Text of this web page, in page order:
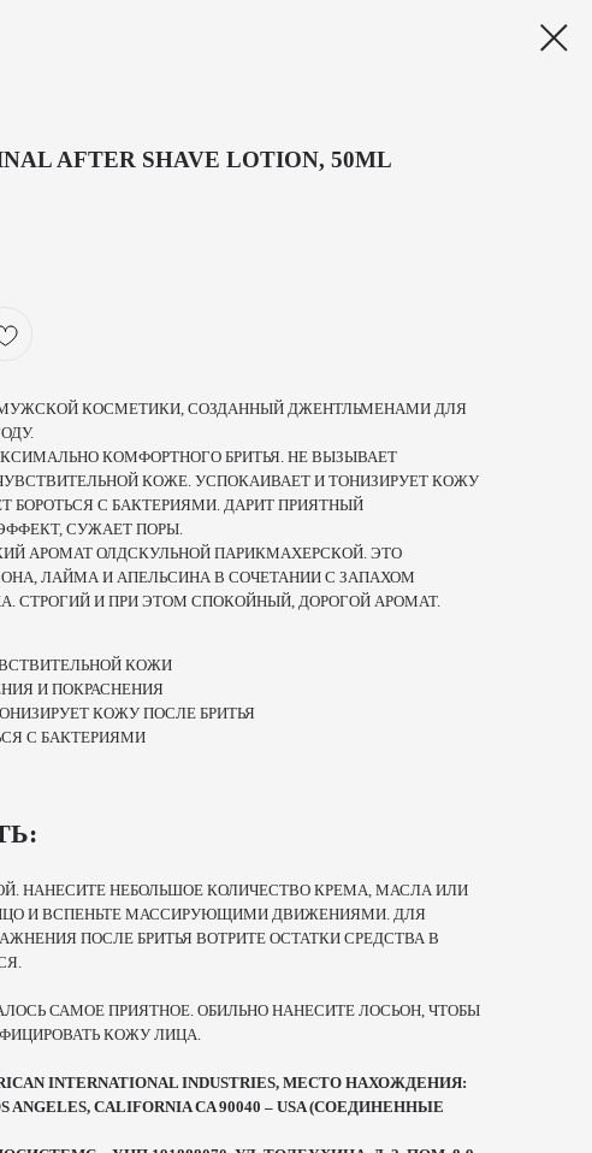
AFTER SHAVE LOTION, 50ML
МУЖСКОЙ КОСМЕТИКИ, СОЗДАННЫЙ ДЖЕНТЛЬМЕНАМИ ДЛЯ
КОМФОРТНОГО БРИТЬЯ. НЕ ВЫЗЫВАЕТ
КОЖЕ. УСПОКАИВАЕТ И ТОНИЗИРУЕТ КОЖУ
БОРОТЬСЯ С БАКТЕРИЯМИ. ДАРИТ ПРИЯТНЫЙ
СУЖАЕТ ПОРЫ.
АРОМАТ ОЛДСКУЛЬНОЙ ПАРИКМАХЕРСКОЙ. ЭТО
ЛАЙМА И АПЕЛЬСИНА В СОЧЕТАНИИ С ЗАПАХОМ
СТРОГИЙ И ПРИ ЭТОМ СПОКОЙНЫЙ, ДОРОГОЙ АРОМАТ.
КОЖИ
И ПОКРАСНЕНИЯ
КОЖУ ПОСЛЕ БРИТЬЯ
С БАКТЕРИЯМИ
НАНЕСИТЕ НЕБОЛЬШОЕ КОЛИЧЕСТВО КРЕМА, МАСЛА ИЛИ
И ВСПЕНЬТЕ МАССИРУЮЩИМИ ДВИЖЕНИЯМИ. ДЛЯ
ПОСЛЕ БРИТЬЯ ВОТРИТЕ ОСТАТКИ СРЕДСТВА В
САМОЕ ПРИЯТНОЕ. ОБИЛЬНО НАНЕСИТЕ ЛОСЬОН, ЧТОБЫ
КОЖУ ЛИЦА.
INTERNATIONAL INDUSTRIES, МЕСТО НАХОЖДЕНИЯ:
ANGELES, CALIFORNIA CA 90040 – USA (СОЕДИНЕННЫЕ